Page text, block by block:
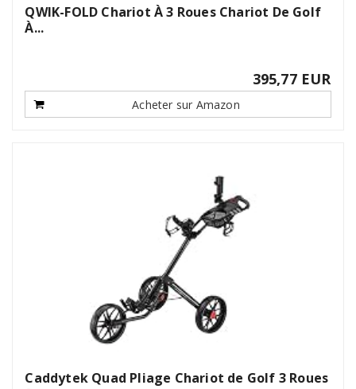
QWIK-FOLD Chariot À 3 Roues Chariot De Golf
À...
395,77 EUR
Acheter sur Amazon
Caddytek Quad Pliage Chariot de Golf 3 Roues